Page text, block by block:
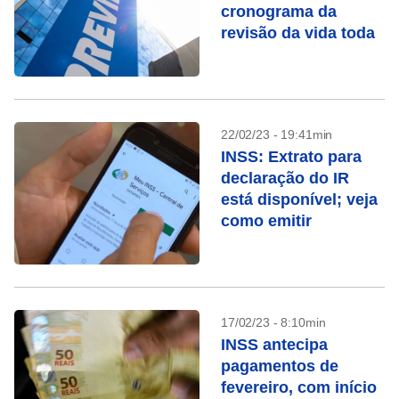
cronograma da
revisão da vida toda
22/02/23 - 19:41min
INSS: Extrato para
declaração do IR
está disponível; veja
como emitir
17/02/23 - 8:10min
INSS antecipa
pagamentos de
fevereiro, com início